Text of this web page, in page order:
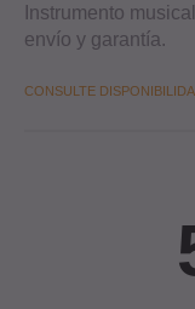
Instrumento
envío y garantía.
CONSULTE